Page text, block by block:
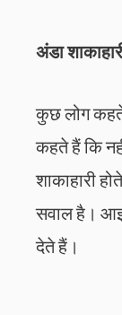
अंडा
कुछ लोग कहते
कहते हैं कि
शाकाहारी
सवाल है।
देते हैं।